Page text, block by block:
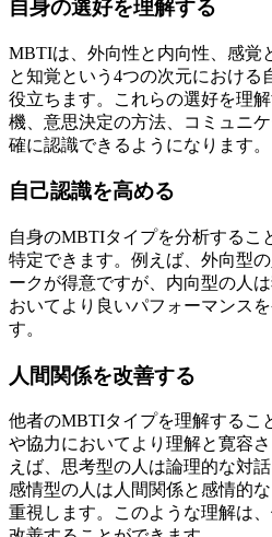
自身の選好を理解する
MBTIは、外向性と内向性、感覚
と知覚という4つの次元における
役立ちます。これらの選好を理
機、意思決定の方法、コミュニ
確に認識できるようになります。
自己認識を高める
自身のMBTIタイプを分析するこ
特定できます。例えば、外向型
ークが得意ですが、内向型の人
おいてより良いパフォーマンス
す。
人間関係を改善する
他者のMBTIタイプを理解するこ
や協力においてより理解と寛容
えば、思考型の人は論理的な対
感情型の人は人間関係と感情的
重視します。このような理解は